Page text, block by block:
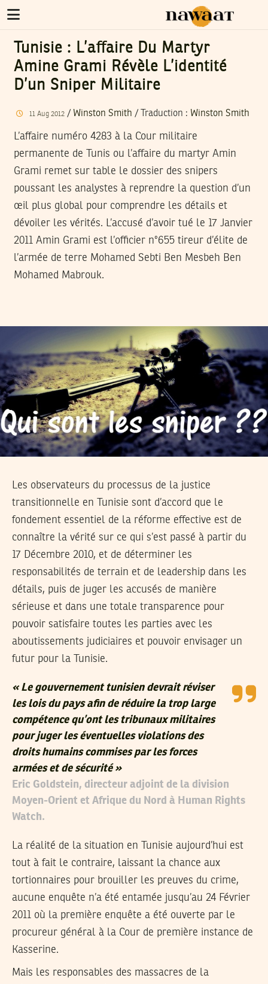
Tunisie : L’affaire Du Martyr
Amine Grami Révèle L’identité
D’un Sniper Militaire
11 Aug 2012/ Winston Smith / Traduction : Winston Smith
L’affaire numéro 4283 à la Cour militaire
permanente de Tunis ou l’affaire du martyr Amin
Grami remet sur table le dossier des snipers
poussant les analystes à reprendre la question d’un
œil plus global pour comprendre les détails et
dévoiler les vérités. L’accusé d’avoir tué le 17 Janvier
2011 Amin Grami est l’officier n°655 tireur d’élite de
l’armée de terre Mohamed Sebti Ben Mesbeh Ben
Mohamed Mabrouk.
Les observateurs du processus de la justice
transitionnelle en Tunisie sont d’accord que le
fondement essentiel de la réforme effective est de
connaître la vérité sur ce qui s’est passé à partir du
17 Décembre 2010, et de déterminer les
responsabilités de terrain et de leadership dans les
détails, puis de juger les accusés de manière
sérieuse et dans une totale transparence pour
pouvoir satisfaire toutes les parties avec les
aboutissements judiciaires et pouvoir envisager un
futur pour la Tunisie.
« Le gouvernement tunisien devrait réviser
les lois du pays afin de réduire la trop large
compétence qu’ont les tribunaux militaires
pour juger les éventuelles violations des
droits humains commises par les forces
armées et de sécurité »
Eric Goldstein, directeur adjoint de la division
Moyen-Orient et Afrique du Nord à Human Rights
Watch.
La réalité de la situation en Tunisie aujourd’hui est
tout à fait le contraire, laissant la chance aux
tortionnaires pour brouiller les preuves du crime,
aucune enquête n’a été entamée jusqu’au 24 Février
2011 où la première enquête a été ouverte par le
procureur général à la Cour de première instance de
Kasserine.
Mais les responsables des massacres de la